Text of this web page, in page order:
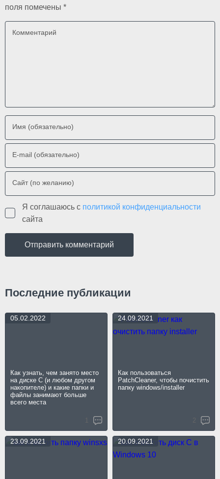
поля помечены *
Комментарий
Имя (обязательно)
E-mail (обязательно)
Сайт (по желанию)
Я соглашаюсь с политикой конфиденциальности
сайта
Последние публикации
Как узнать, чем занято место
на диске C (и любом другом
накопителе) и какие папки и
файлы занимают больше
всего места
05.02.2022
1
Как пользоваться
PatchCleaner, чтобы почистить
папку windows/installer
24.09.2021
2
23.09.2021 20.09.2021